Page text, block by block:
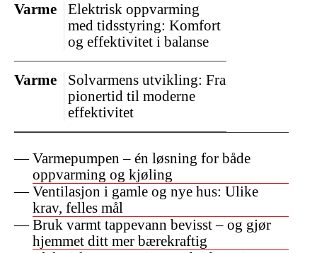
Varmepumpen – én løsning for både
oppvarming og kjøling
Ventilasjon i gamle og nye hus: Ulike
krav, felles mål
Bruk varmt tappevann bevisst – og gjør
hjemmet ditt mer bærekraftig
Elektrisk oppvarming
med tidsstyring: Komfort
og effektivitet i balanse
Varme
Solvarmens utvikling: Fra
pionertid til moderne
effektivitet
Varme